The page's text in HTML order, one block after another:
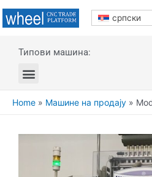
српски
Типови машина:
Home » Машине на продају »